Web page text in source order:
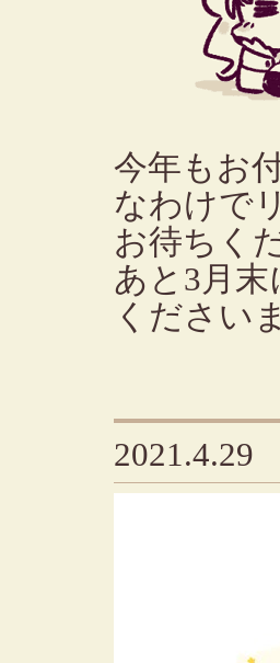
今年もお
なわけで
お待ちく
あと3月
ください
2021.4.29